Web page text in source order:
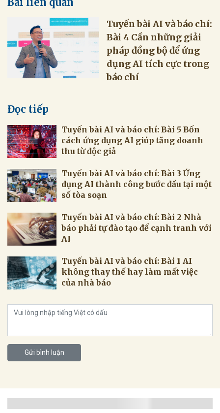
Tuyến bài AI và báo chí:
Bài 4 Cần những giải
pháp đồng bộ để ứng
dụng AI tích cực trong
báo chí
Đọc tiếp
Tuyến bài AI và báo chí: Bài 5 Bốn
cách ứng dụng AI giúp tăng doanh
thu từ độc giả
Tuyến bài AI và báo chí: Bài 3 Ứng
dụng AI thành công bước đầu tại một
số tòa soạn
Tuyến bài AI và báo chí: Bài 2 Nhà
báo phải tự đào tạo để cạnh tranh với
AI
Tuyến bài AI và báo chí: Bài 1 AI
không thay thế hay làm mất việc
của nhà báo
Gửi bình luận